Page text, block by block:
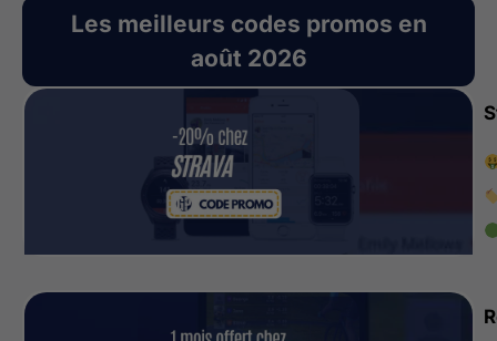
Les meilleurs codes promos en
août 2026